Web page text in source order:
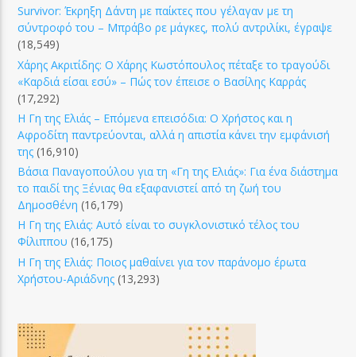
Survivor: Έκρηξη Δάντη με παίκτες που γέλαγαν με τη
σύντροφό του – Μπράβο ρε μάγκες, πολύ αντριλίκι, έγραψε
(18,549)
Χάρης Ακριτίδης: Ο Χάρης Κωστόπουλος πέταξε το τραγούδι
«Καρδιά είσαι εσύ» – Πώς τον έπεισε ο Βασίλης Καρράς
(17,292)
Η Γη της Ελιάς – Επόμενα επεισόδια: Ο Χρήστος και η
Αφροδίτη παντρεύονται, αλλά η απιστία κάνει την εμφάνισή
της (16,910)
Βάσια Παναγοπούλου για τη «Γη της Ελιάς»: Για ένα διάστημα
το παιδί της Ξένιας θα εξαφανιστεί από τη ζωή του
Δημοσθένη (16,179)
Η Γη της Ελιάς: Αυτό είναι το συγκλονιστικό τέλος του
Φίλιππου (16,175)
Η Γη της Ελιάς: Ποιος μαθαίνει για τον παράνομο έρωτα
Χρήστου-Αριάδνης (13,293)